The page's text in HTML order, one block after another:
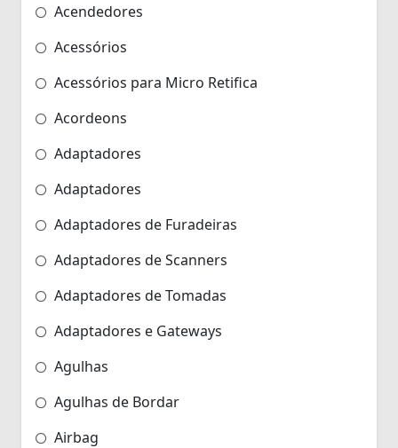
Acendedores
Acessórios
Acessórios para Micro Retifica
Acordeons
Adaptadores
Adaptadores
Adaptadores de Furadeiras
Adaptadores de Scanners
Adaptadores de Tomadas
Adaptadores e Gateways
Agulhas
Agulhas de Bordar
Airbag